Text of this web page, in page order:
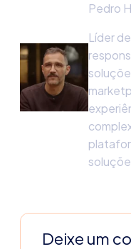
Pedro
Líder
Deixe um